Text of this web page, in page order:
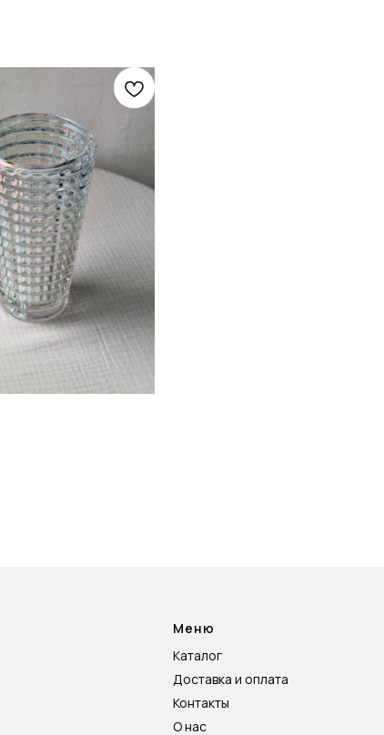
Меню
Каталог
Доставка и оплата
Контакты
О нас